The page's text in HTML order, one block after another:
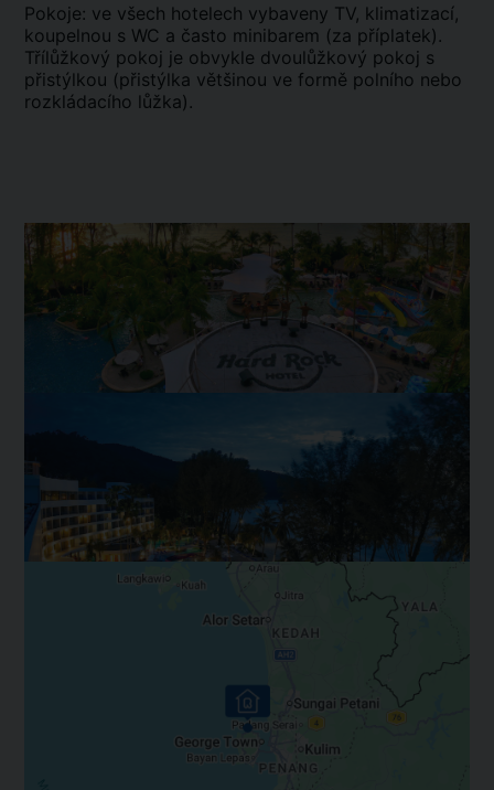
Pokoje: ve všech hotelech vybaveny TV, klimatizací,
koupelnou s WC a často minibarem (za příplatek).
Třílůžkový pokoj je obvykle dvoulůžkový pokoj s
přistýlkou (přistýlka většinou ve formě polního nebo
rozkládacího lůžka).